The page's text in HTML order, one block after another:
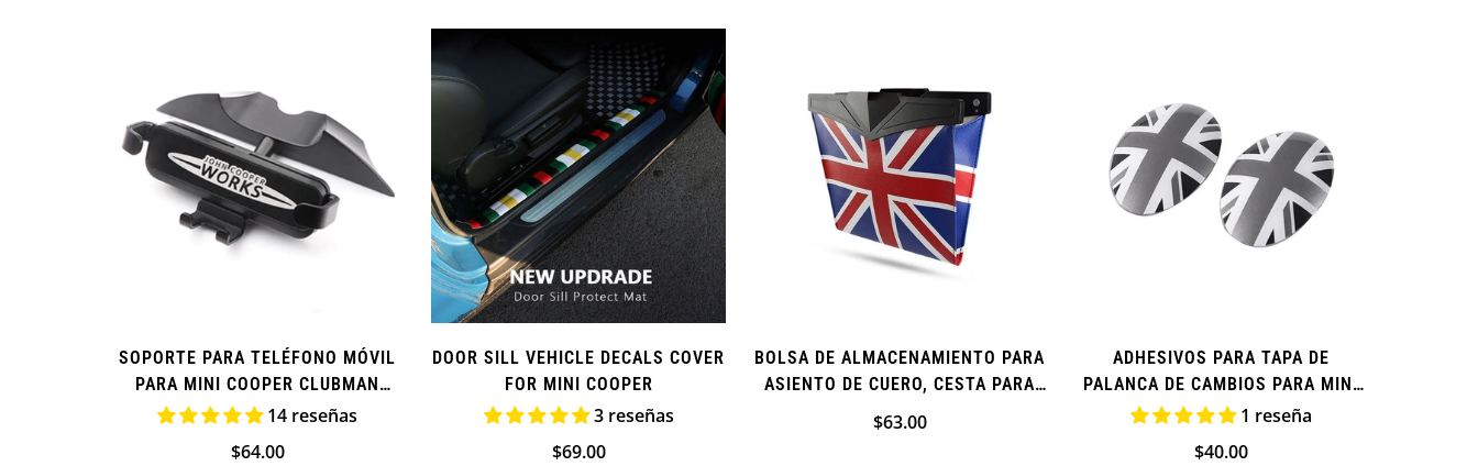
SOPORTE PARA TELÉFONO MÓVIL
PARA MINI COOPER CLUBMAN
COUNTRYMAN
14 reseñas
Precio
$64.00
DOOR SILL VEHICLE DECALS COVER
FOR MINI COOPER
3 reseñas
Precio
$69.00
BOLSA DE ALMACENAMIENTO PARA
ASIENTO DE CUERO, CESTA PARA
BOLSA DE BASURA PARA MINI
COOPER
Precio
$63.00
ADHESIVOS PARA TAPA DE
PALANCA DE CAMBIOS PARA MINI
COOPER (ADICIONAL)
1 reseña
Precio
$40.00